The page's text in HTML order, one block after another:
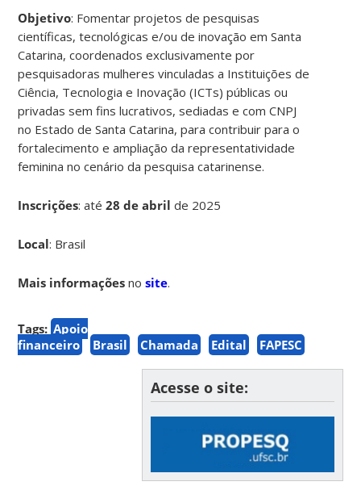
Objetivo: Fomentar projetos de pesquisas
científicas, tecnológicas e/ou de inovação em Santa
Catarina, coordenados exclusivamente por
pesquisadoras mulheres vinculadas a Instituições de
Ciência, Tecnologia e Inovação (ICTs) públicas ou
privadas sem fins lucrativos, sediadas e com CNPJ
no Estado de Santa Catarina, para contribuir para o
fortalecimento e ampliação da representatividade
feminina no cenário da pesquisa catarinense.
Inscrições: até28 de abrilde 2025
Local: Brasil
Mais informações nosite.
Tags: Apoio
financeiro
Brasil Chamada Edital FAPESC
Acesse o site: